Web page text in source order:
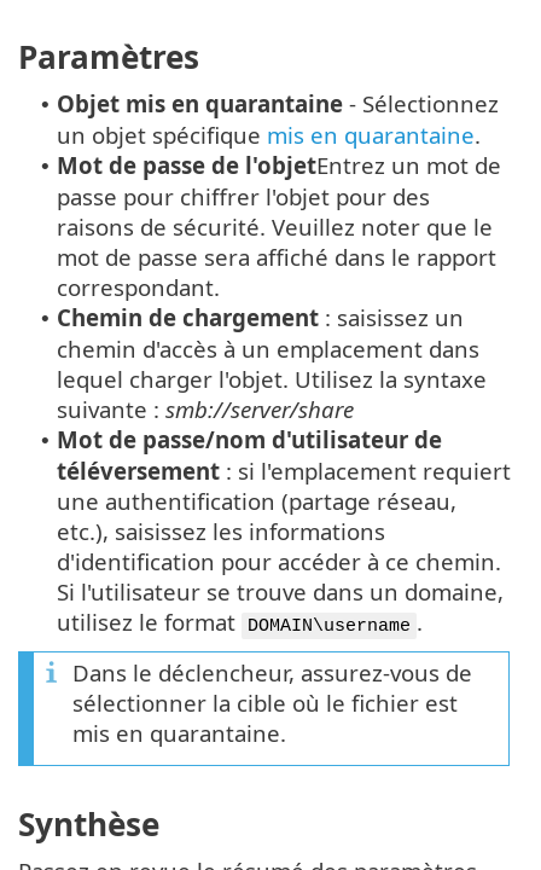
Paramètres
• Objet mis en quarantaine - Sélectionnez
un objet spécifique mis en quarantaine.
• Mot de passe de l'objetEntrez un mot de
passe pour chiffrer l'objet pour des
raisons de sécurité. Veuillez noter que le
mot de passe sera affiché dans le rapport
correspondant.
• Chemin de chargement : saisissez un
chemin d'accès à un emplacement dans
lequel charger l'objet. Utilisez la syntaxe
suivante : smb://server/share
• Mot de passe/nom d'utilisateur de
téléversement : si l'emplacement requiert
une authentification (partage réseau,
etc.), saisissez les informations
d'identification pour accéder à ce chemin.
Si l'utilisateur se trouve dans un domaine,
utilisez le format
DOMAIN\username .
Dans le déclencheur, assurez-vous de
sélectionner la cible où le fichier est
mis en quarantaine.
Synthèse